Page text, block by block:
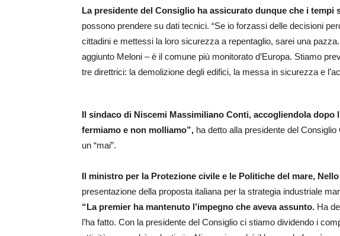
La presidente del Consiglio ha assicurato dunque che i tempi
possono prendere su dati tecnici. “Se io forzassi delle decisioni
cittadini e mettessi la loro sicurezza a repentaglio, sarei una
aggiunto Meloni – è il comune più monitorato d’Europa. Stiamo
tre direttrici: la demolizione degli edifici, la messa in sicurezza e
Il sindaco di Niscemi Massimiliano Conti, accogliendola dopo
fermiamo e non molliamo”, ha detto alla presidente del
un “mai”.
Il ministro per la Protezione civile e le Politiche del mare,
presentazione della proposta italiana per la strategia industriale
“La premier ha mantenuto l’impegno che aveva assunto. Ha
l’ha fatto. Con la presidente del Consiglio ci stiamo dividendo i